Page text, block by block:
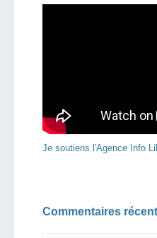
Je soutiens l'Agence Info
Commentaires